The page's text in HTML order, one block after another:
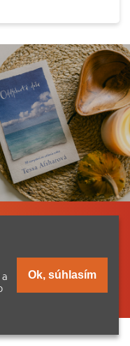
a články
Katechizmu
Ok, súhlasím